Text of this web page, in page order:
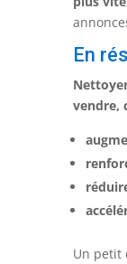
En
vendre,
Un petit